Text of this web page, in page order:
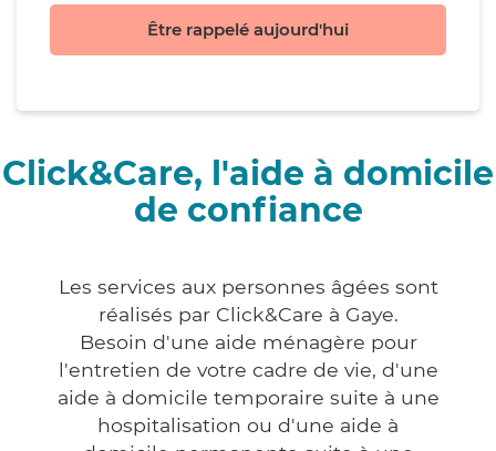
Être rappelé aujourd'hui
Click&Care, l'aide à domicile
de confiance
Les services aux personnes âgées sont
réalisés par Click&Care à Gaye.
Besoin d'une aide ménagère pour
l'entretien de votre cadre de vie, d'une
aide à domicile temporaire suite à une
hospitalisation ou d'une aide à